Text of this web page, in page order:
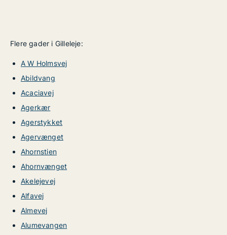
Flere gader i Gilleleje:
A W Holmsvej
Abildvang
Acaciavej
Agerkær
Agerstykket
Agervænget
Ahornstien
Ahornvænget
Akelejevej
Alfavej
Almevej
Alumevangen